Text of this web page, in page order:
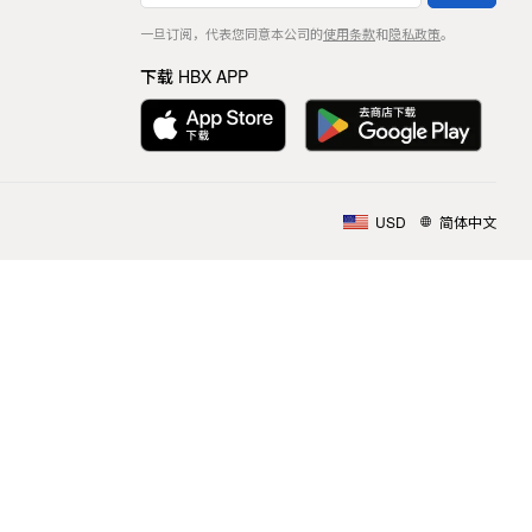
一旦订阅，代表您同意本公司的使用条款和隐私政策。
下载 HBX APP
USD 简体中文